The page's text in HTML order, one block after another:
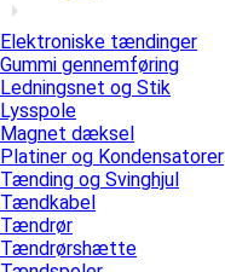
Elektroniske tændinger
Gummi gennemføring
Ledningsnet og Stik
Lysspole
Magnet dæksel
Platiner og Kondensatorer
Tænding og Svinghjul
Tændkabel
Tændrør
Tændrørshætte